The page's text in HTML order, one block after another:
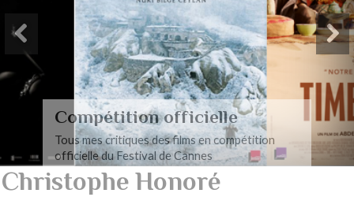
Compétition officielle
Tous mes critiques des films en compétition
officielle du Festival de Cannes
Christophe Honoré